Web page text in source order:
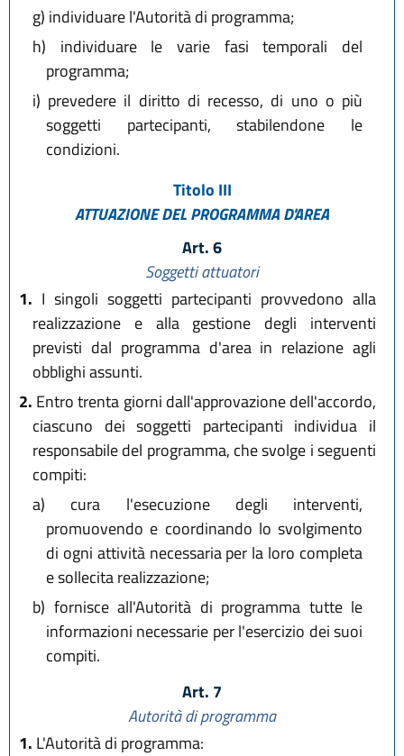
g) individuare l'Autorità di programma;
h) individuare le varie fasi temporali del
programma;
i) prevedere il diritto di recesso, di uno o più
soggetti partecipanti, stabilendone le
condizioni.
Titolo III
ATTUAZIONE DEL PROGRAMMA D'AREA
Art. 6
Soggetti attuatori
1. I singoli soggetti partecipanti provvedono alla
realizzazione e alla gestione degli interventi
previsti dal programma d'area in relazione agli
obblighi assunti.
2. Entro trenta giorni dall'approvazione dell'accordo,
ciascuno dei soggetti partecipanti individua il
responsabile del programma, che svolge i seguenti
compiti:
a) cura l'esecuzione degli interventi,
promuovendo e coordinando lo svolgimento
di ogni attività necessaria per la loro completa
e sollecita realizzazione;
b) fornisce all'Autorità di programma tutte le
informazioni necessarie per l'esercizio dei suoi
compiti.
Art. 7
Autorità di programma
1. L'Autorità di programma: